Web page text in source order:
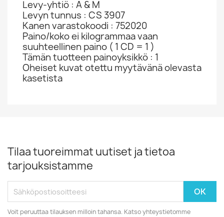
Levy-yhtiö : A & M
Levyn tunnus : CS 3907
Kanen varastokoodi : 752020
Paino/koko ei kilogrammaa vaan
suuhteellinen paino ( 1 CD = 1 )
Tämän tuotteen painoyksikkö : 1
Oheiset kuvat otettu myytävänä olevasta
kasetista
Tilaa tuoreimmat uutiset ja tietoa
tarjouksistamme
Voit peruuttaa tilauksen milloin tahansa. Katso yhteystietomme